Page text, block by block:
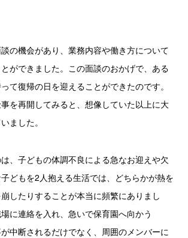
の機会があり、業務内容や働き方について
ができました。この面談のおかげで、ある
て復帰の日を迎えることができたのです。
を再開してみると、想像していた以上に大
ました。
、子どもの体調不良による急なお迎えや欠
どもを2人抱える生活では、どちらかが熱を
したりすることが本当に頻繁にありまし
に連絡を入れ、急いで保育園へ向かう
中断されるだけでなく、周囲のメンバーに